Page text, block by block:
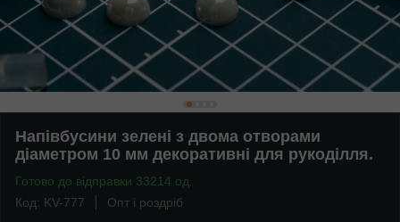
Напівбусини зелені з двома отворами
діаметром 10 мм декоративні для рукоділля.
Готово до відправки 33214 од.
Код: KV-777
Опт і роздріб